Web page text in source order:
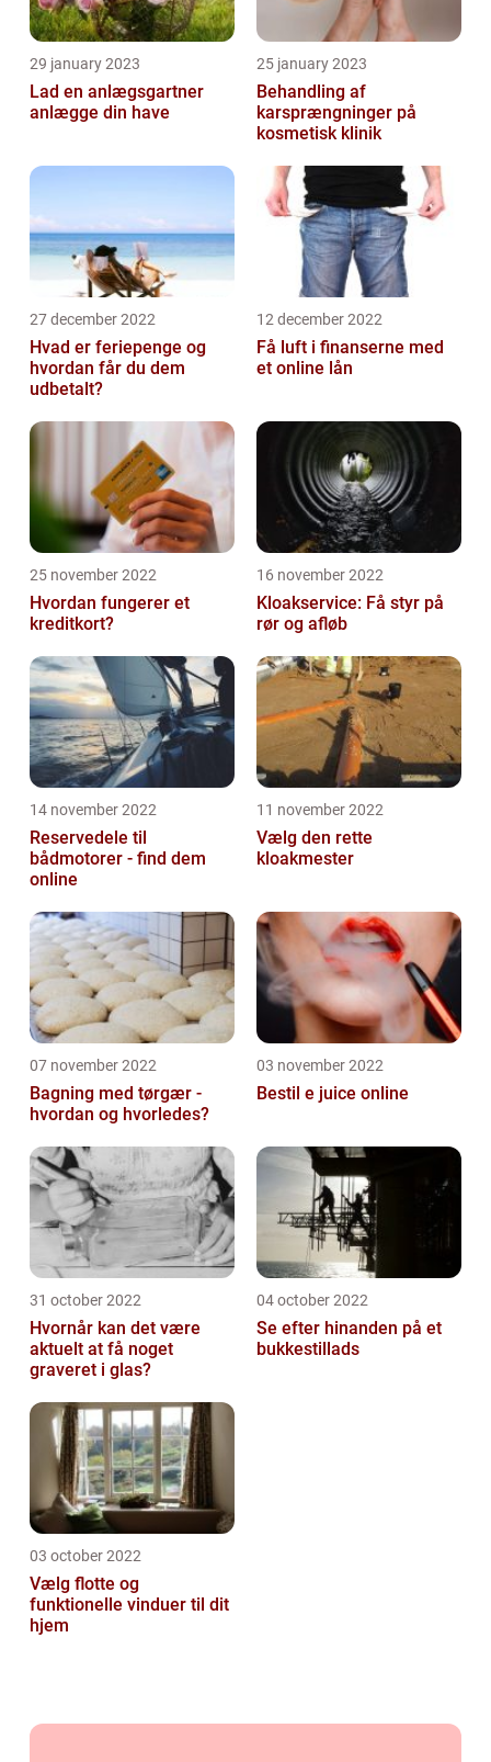
29 january 2023
Lad en anlægsgartner
anlægge din have
25 january 2023
Behandling af
karsprængninger på
kosmetisk klinik
27 december 2022
Hvad er feriepenge og
hvordan får du dem
udbetalt?
12 december 2022
Få luft i finanserne med
et online lån
25 november 2022
Hvordan fungerer et
kreditkort?
16 november 2022
Kloakservice: Få styr på
rør og afløb
14 november 2022
Reservedele til
bådmotorer - find dem
online
11 november 2022
Vælg den rette
kloakmester
07 november 2022
Bagning med tørgær -
hvordan og hvorledes?
03 november 2022
Bestil e juice online
31 october 2022
Hvornår kan det være
aktuelt at få noget
graveret i glas?
04 october 2022
Se efter hinanden på et
bukkestillads
03 october 2022
Vælg flotte og
funktionelle vinduer til dit
hjem